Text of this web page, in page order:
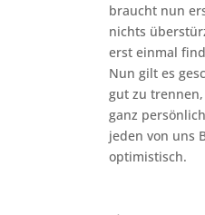
braucht nun
nichts
erst einmal
Nun gilt es
gut zu
ganz
jeden von uns
optimistisch.